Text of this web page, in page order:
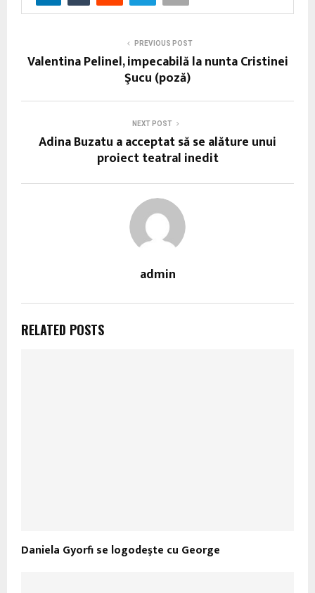
PREVIOUS POST
Valentina Pelinel, impecabilă la nunta Cristinei
Şucu (poză)
NEXT POST
Adina Buzatu a acceptat să se alăture unui
proiect teatral inedit
admin
RELATED POSTS
Daniela Gyorfi se logodeşte cu George